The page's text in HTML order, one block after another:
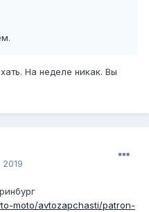
На неделе никак. Вы
moto/avtozapchasti/patron-